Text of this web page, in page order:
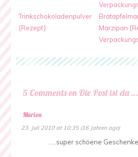
Trinkschokoladenpulver
{Rezept}
Marzipan
5 Comments on Die Post ist da …
Marion
23. Juli 2010 at 10:35 (16 Jahren ago)
…..super schöene